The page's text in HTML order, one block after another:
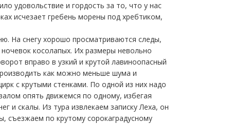
удовольствие и гордость за то, что у нас
исчезает гребень морены под хребтиком,
На снегу хорошо просматриваются следы,
косолапых. Их размеры невольно
вправо в узкий и крутой лавиноопасный
как можно меньше шума и
с крутыми стенками. По одной из них надо
опять движемся по одному, избегая
и скалы. Из тура извлекаем записку Леха, он
съезжаем по крутому сорокаградусному